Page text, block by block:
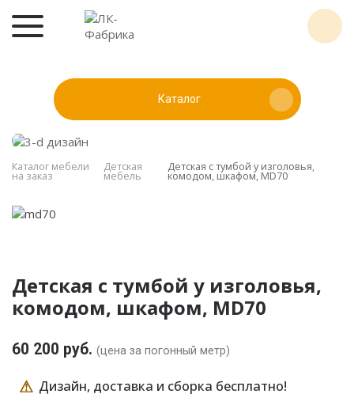
Каталог
Каталог мебели
на заказ
Детская
мебель
Детская с тумбой у изголовья,
комодом, шкафом, MD70
Детская с тумбой у изголовья,
комодом, шкафом, MD70
60 200 руб. (цена за погонный метр)
⚠ Дизайн, доставка и сборка бесплатно!